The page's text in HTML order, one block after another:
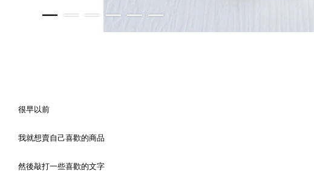
很早以前
我就想賣自己喜歡的商品
然後敲打一些喜歡的文字